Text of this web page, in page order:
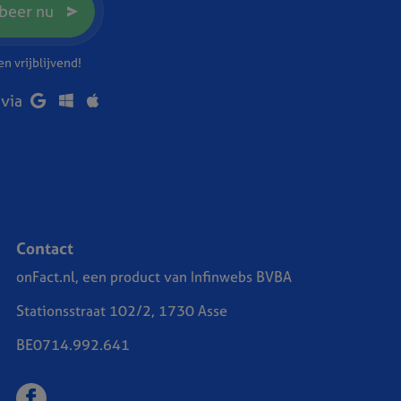
nu
vrijblijvend!
Contact
onFact.nl, een product van Infinwebs BVBA
Stationsstraat 102/2, 1730 Asse
BE0714.992.641